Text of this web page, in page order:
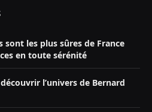
sont les plus sûres de France
en toute sérénité
l’univers de Bernard